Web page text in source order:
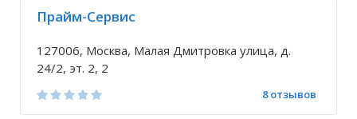
Прайм-Сервис
127006, Москва, Малая Дмитровка улица, д.
24/2, эт. 2, 2
8 отзывов